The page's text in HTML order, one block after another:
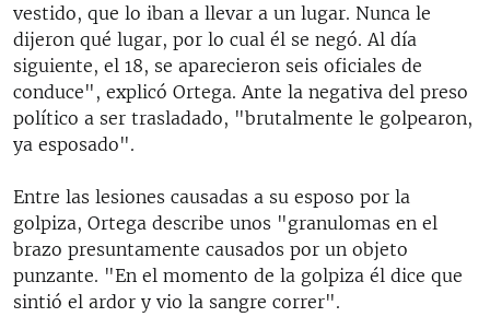
vestido, que lo iban a llevar a un lugar. Nunca le
dijeron qué lugar, por lo cual él se negó. Al día
siguiente, el 18, se aparecieron seis oficiales de
conduce", explicó Ortega. Ante la negativa del preso
político a ser trasladado, "brutalmente le golpearon,
ya esposado".
Entre las lesiones causadas a su esposo por la
golpiza, Ortega describe unos "granulomas en el
brazo presuntamente causados por un objeto
punzante. "En el momento de la golpiza él dice que
sintió el ardor y vio la sangre correr".